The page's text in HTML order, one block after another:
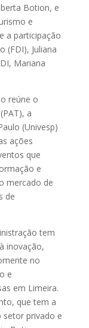
Botion, e
e
a participação
(FDI), Juliana
Mariana
reúne o
a
(Univesp)
ações
que
e
mercado de
de
tem
inovação,
no
e
em Limeira.
que tem a
setor privado e